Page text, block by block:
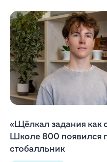
«Щёлкал задания как
Школе 800 появился
стобалльник